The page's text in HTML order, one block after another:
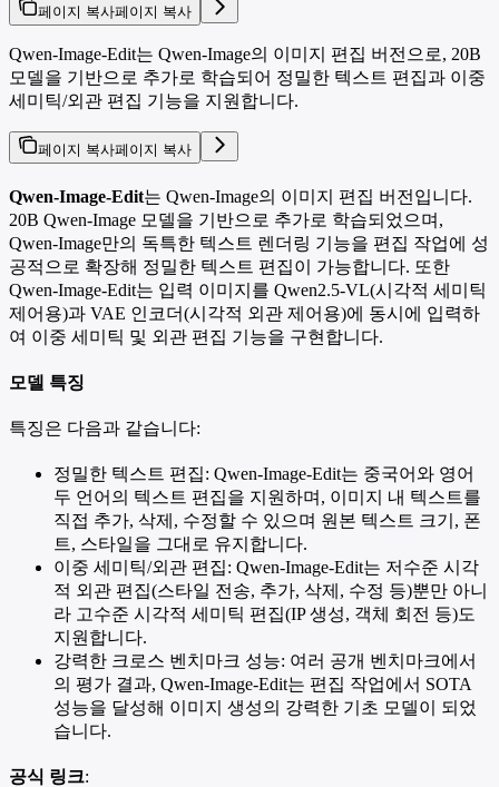
페이지 복사페이지 복사
Qwen-Image-Edit는 Qwen-Image의 이미지 편집 버전으로, 20B
모델을 기반으로 추가로 학습되어 정밀한 텍스트 편집과 이중
세미틱/외관 편집 기능을 지원합니다.
페이지 복사페이지 복사
Qwen-Image-Edit는 Qwen-Image의 이미지 편집 버전입니다.
20B Qwen-Image 모델을 기반으로 추가로 학습되었으며,
Qwen-Image만의 독특한 텍스트 렌더링 기능을 편집 작업에 성
공적으로 확장해 정밀한 텍스트 편집이 가능합니다. 또한
Qwen-Image-Edit는 입력 이미지를 Qwen2.5-VL(시각적 세미틱
제어용)과 VAE 인코더(시각적 외관 제어용)에 동시에 입력하
여 이중 세미틱 및 외관 편집 기능을 구현합니다.
모델 특징
특징은 다음과 같습니다:
정밀한 텍스트 편집: Qwen-Image-Edit는 중국어와 영어
두 언어의 텍스트 편집을 지원하며, 이미지 내 텍스트를
직접 추가, 삭제, 수정할 수 있으며 원본 텍스트 크기, 폰
트, 스타일을 그대로 유지합니다.
이중 세미틱/외관 편집: Qwen-Image-Edit는 저수준 시각
적 외관 편집(스타일 전송, 추가, 삭제, 수정 등)뿐만 아니
라 고수준 시각적 세미틱 편집(IP 생성, 객체 회전 등)도
지원합니다.
강력한 크로스 벤치마크 성능: 여러 공개 벤치마크에서
의 평가 결과, Qwen-Image-Edit는 편집 작업에서 SOTA
성능을 달성해 이미지 생성의 강력한 기초 모델이 되었
습니다.
공식 링크: